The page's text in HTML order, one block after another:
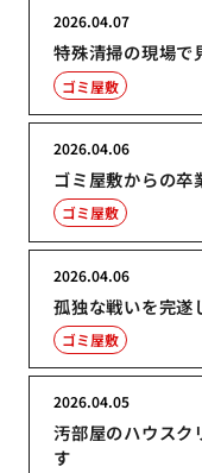
特殊清掃の現場で
2026.04.07
ゴミ屋敷
ゴミ屋敷からの卒
2026.04.06
ゴミ屋敷
孤独な戦いを完遂
2026.04.06
ゴミ屋敷
汚部屋のハウスク
す
2026.04.05